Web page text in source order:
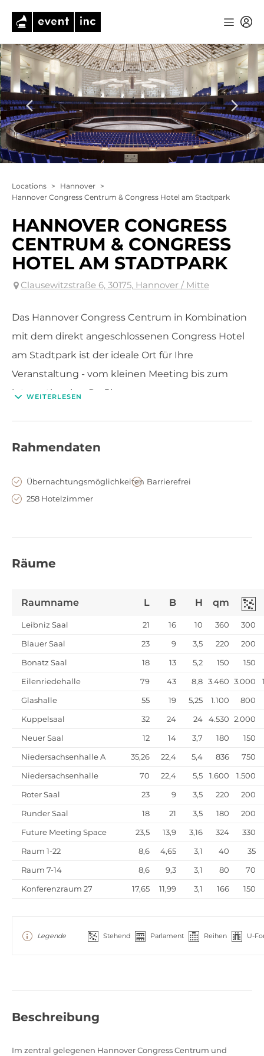
Locations > Hannover >
Hannover Congress Centrum & Congress Hotel am Stadtpark
HANNOVER CONGRESS
CENTRUM & CONGRESS
HOTEL AM STADTPARK
Clausewitzstraße 6, 30175, Hannover / Mitte
Das Hannover Congress Centrum in Kombination
mit dem direkt angeschlossenen Congress Hotel
am Stadtpark ist der ideale Ort für Ihre
Veranstaltung - vom kleinen Meeting bis zum
internationalen Großkongress.
WEITERLESEN
Rahmendaten
Übernachtungsmöglichkeiten Barrierefrei
258 Hotelzimmer
Räume
Raumname L B H qm
Leibniz Saal 21 16 10 360
300
Blauer Saal
23 9 3,5 220
200
Bonatz Saal
18 13 5,2 150
150
Eilenriedehalle
79 43 8,8 3.460 3.000
Glashalle
55 19 5,25 1.100
800
Kuppelsaal
32 24 24 4.530 2.000
Neuer Saal
12 14 3,7 180
150
Niedersachsenhalle A
35,26 22,4 5,4 836
750
Niedersachsenhalle
70 22,4 5,5 1.600
1.500
Roter Saal
23 9 3,5 220
200
Runder Saal
18 21 3,5 180
200
Future Meeting Space
23,5 13,9 3,16 324
330
Raum 1-22
8,6 4,65 3,1 40
35
Raum 7-14
8,6 9,3 3,1 80
70
Konferenzraum 27
17,65 11,99 3,1 166 150
Legende Stehend Parlament Reihen U-
Beschreibung
Im zentral gelegenen Hannover Congress Centrum und